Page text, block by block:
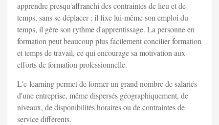
apprendre presqu'affranchi des contraintes de lieu et de
temps, sans se déplacer ; il fixe lui-même son emploi du
temps, il gère son rythme d'apprentissage. La personne en
formation peut beaucoup plus facilement concilier formation
et temps de travail, ce qui encourage sa motivation aux
efforts de formation professionnelle.
L'e-learning permet de former un grand nombre de salariés
d'une entreprise, même dispersés géographiquement, de
niveaux, de disponibilités horaires ou de contraintes de
service différents.